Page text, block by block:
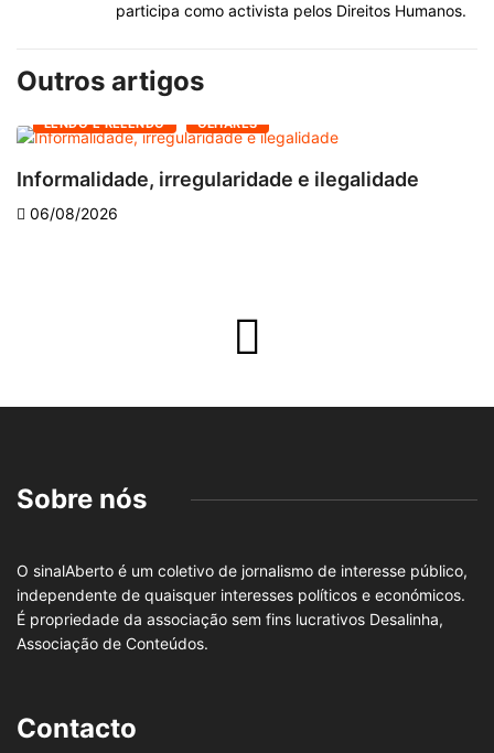
participa como activista pelos Direitos Humanos.
Outros artigos
LENDO E RELENDO OLHARES
Informalidade, irregularidade e ilegalidade
06/08/2026
Sobre nós
O sinalAberto é um coletivo de jornalismo de interesse público,
independente de quaisquer interesses políticos e económicos.
É propriedade da associação sem fins lucrativos Desalinha,
Associação de Conteúdos.
Contacto